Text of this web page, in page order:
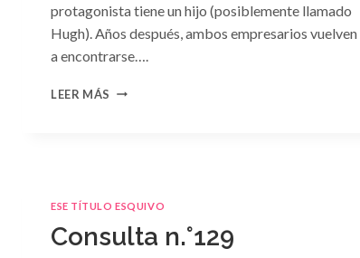
protagonista tiene un hijo (posiblemente llamado
Hugh). Años después, ambos empresarios vuelven
a encontrarse….
LEER MÁS CONSULTA
ESE TÍTULO ESQUIVO
Consulta n.°129